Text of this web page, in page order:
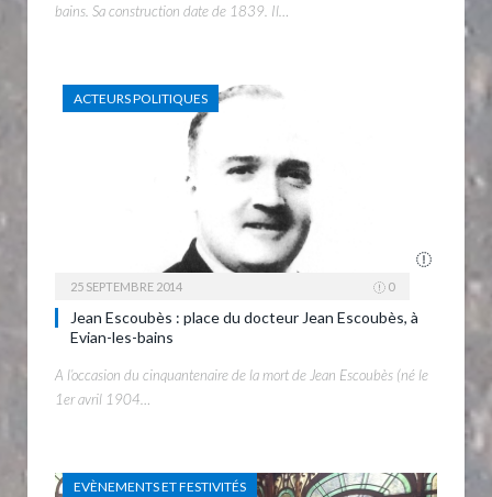
bains. Sa construction date de 1839. Il…
ACTEURS POLITIQUES
25 SEPTEMBRE 2014 0
Jean Escoubès : place du docteur Jean Escoubès, à
Evian-les-bains
A l’occasion du cinquantenaire de la mort de Jean Escoubès (né le
1er avril 1904…
EVÈNEMENTS ET FESTIVITÉS